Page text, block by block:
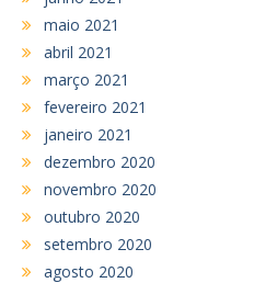
maio 2021
abril 2021
março 2021
fevereiro 2021
janeiro 2021
dezembro 2020
novembro 2020
outubro 2020
setembro 2020
agosto 2020